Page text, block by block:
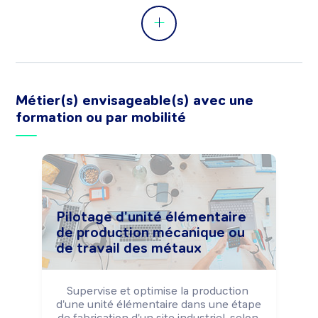
Peut procéder au lancement d'une
nouvelle gamme de produits (test,
réglage, ...).
Peut analyser des données
Métier(s) envisageable(s) avec une
formation ou par mobilité
Pilotage d'unité élémentaire
de production mécanique ou
de travail des métaux
Supervise et optimise la production
d'une unité élémentaire dans une étape